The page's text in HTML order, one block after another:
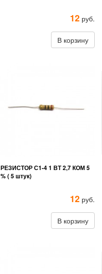
12 руб.
В корзину
РЕЗИСТОР С1-4 1 ВТ 2,7 КОМ 5
% ( 5 штук)
12 руб.
В корзину